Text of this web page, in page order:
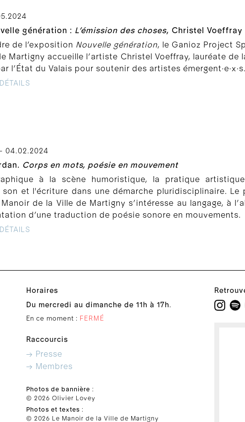
génération : L’émission des choses, Christel Voeffray
de l’exposition Nouvelle génération, le Ganioz Project
Martigny accueille l’artiste Christel Voeffray, lauréate de
l’État du Valais pour soutenir des artistes émergent∙e∙x∙s.
04.02.2024
Corps en mots, poésie en mouvement
à la scène humoristique, la pratique
son et l'écriture dans une démarche pluridisciplinaire. Le
de la Ville de Martigny s’intéresse au langage, à
d’une traduction de poésie sonore en mouvements.
Horaires
Du mercredi au dimanche de 11h à 17h.
En ce moment : FERMÉ
Raccourcis
→ Presse
→ Membres
Photos de bannière :
© 2026 Olivier Lovey
Photos et textes :
© 2026 Le Manoir de la Ville de Martigny